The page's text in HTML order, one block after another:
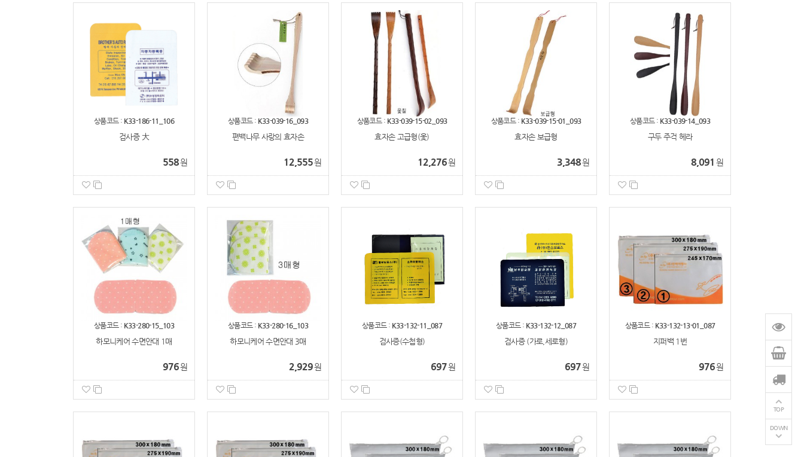
TOP
DOWN
상품코드 : K33-186-11_106
검사증 大
558원
상품코드 : K33-039-16_093
편백나무 사랑의 효자손
12,555원
상품코드 : K33-039-15-02_093
효자손 고급형(옻)
12,276원
상품코드 : K33-039-15-01_093
효자손 보급형
3,348원
상품코드 : K33-039-14_093
구두 주걱 헤라
8,091 원
상품코드 : K33-280-15_103
하모니케어 수면안대 1매
976원
상품코드 : K33-280-16_103
하모니케어 수면안대 3매
2,929원
상품코드 : K33-132-11_087
검사증(수첩형)
697원
상품코드 : K33-132-12_087
검사증 (가로,세로형)
697원
상품코드 : K33-132-13-01_087
지퍼백 1번
976원